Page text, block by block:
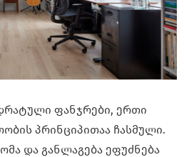
ფანჯრები, ერთი
პრინციპითაა ჩასმული.
და განლაგება ეფუძნება